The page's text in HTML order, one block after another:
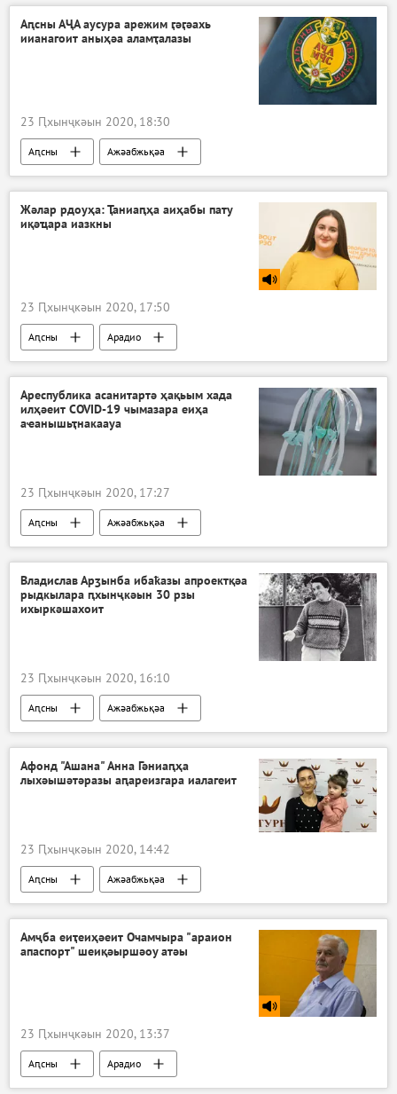
Аԥсны АҶА аусура арежим ӷәӷәахь
иианагоит аныҳәа аламҭалазы
23 Ԥхынҷкәын 2020, 18:30
Аԥсны Ажәабжьқәа
Жәлар рдоуҳа: Ҭаниаԥҳа аиҳабы пату
иқәҵара иазкны
23 Ԥхынҷкәын 2020, 17:50
Аԥсны Арадио
Ареспублика асанитартә ҳақьым хада
илҳәеит COVID-19 чымазара еиҳа
аҽанышьҭнакаауа
23 Ԥхынҷкәын 2020, 17:27
Аԥсны
Ажәабжьқәа
Акоронавирус адунеи аҿы
Владислав Арӡынба ибаҟазы апроектқәа
рыдкылара ԥхынҷкәын 30 рзы
ихыркәшахоит
23 Ԥхынҷкәын 2020, 16:10
Аԥсны Ажәабжьқәа
Афонд "Ашана" Анна Гәниаԥҳа
лыхәышәтәразы аԥареизгара иалагеит
23 Ԥхынҷкәын 2020, 14:42
Аԥсны Ажәабжьқәа
Амҷба еиҭеиҳәеит Очамчыра "араион
апаспорт" шеиқәыршәоу атәы
23 Ԥхынҷкәын 2020, 13:37
Аԥсны Арадио